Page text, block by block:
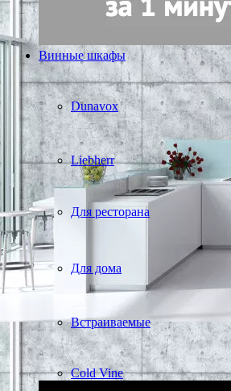
Винные шкафы
Dunavox
Liebherr
Для ресторана
Для дома
Встраиваемые
Cold Vine